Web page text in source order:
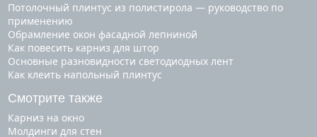
Потолочный плинтус из полистирола — руководство по
применению
Обрамление окон фасадной лепниной
Как повесить карниз для штор
Основные разновидности светодиодных лент
Как клеить напольный плинтус
Смотрите также
карниз на окно
молдинги для стен